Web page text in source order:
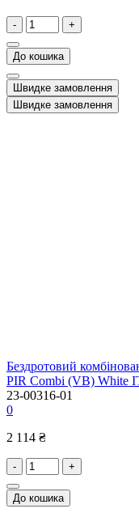
- +
До кошика
Швидке замовлення
Швидке замовлення
Бездротовий
PIR Combi (VB) White
23-00316-01
0
2 114 ₴
- +
До кошика